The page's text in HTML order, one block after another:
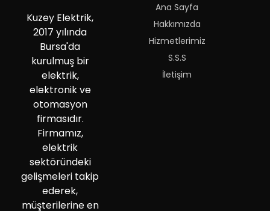
Kuzey Elektrik,
2017 yılında
Bursa'da
kurulmuş bir
elektrik,
elektronik ve
otomasyon
firmasıdır.
Firmamız,
elektrik
sektöründeki
gelişmeleri takip
ederek,
müşterilerine en
Ana Sayfa
Hakkımızda
Hizmetlerimiz
S.S.S
İletişim